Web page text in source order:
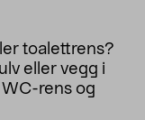
toalettrens?
eller vegg i
rens og